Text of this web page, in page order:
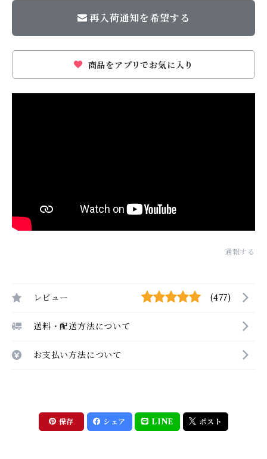
再入荷通知を希望する
商品をアプリでお気に入り
通報する
レビュー (477)
送料・配送方法について
お支払い方法について
保存 シェア LINE ポスト